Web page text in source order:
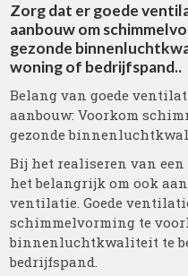
Zorg dat er goede
aanbouw om
gezonde
woning of bedrijfspand..
Belang van goede
aanbouw: Voorkom
gezonde
Bij het realiseren van
het belangrijk om ook
ventilatie. Goede
schimmelvorming te
binnenluchtkwaliteit te
bedrijfspand.